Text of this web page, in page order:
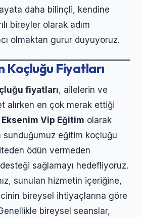
daha bilinçli, kendine
bireyler olarak adım
olmaktan gurur duyuyoruz.
Koçluğu Fiyatları
fiyatları, ailelerin ve
alırken en çok merak ettiği
Eksenim Vip Eğitim olarak
sunduğumuz eğitim koçluğu
ödün vermeden
sağlamayı hedefliyoruz.
sunulan hizmetin içeriğine,
bireysel ihtiyaçlarına göre
bireysel seanslar,